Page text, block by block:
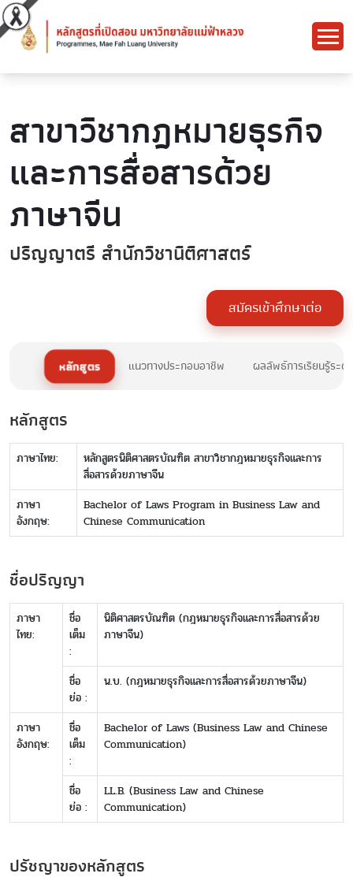
สาขาวิชากฎหมายธุรกิจ
และการสื่อสารด้วย
ภาษาจีน
ปริญญาตรี สำนักวิชานิติศาสตร์
สมัครเข้าศึกษาต่อ
หลักสูตร แนวทางประกอบอาชีพ ผลลัพธ์การเรียนรู้ระ
หลักสูตร
ภาษาไทย:
หลักสูตรนิติศาสตรบัณฑิต สาขาวิชากฎหมายธุรกิจและการ
สื่อสารด้วยภาษาจีน
ภาษา
อังกฤษ:
Bachelor of Laws Program in Business Law and
Chinese Communication
ชื่อปริญญา
ภาษา
ไทย:
ชื่อ
เต็ม
:
นิติศาสตรบัณฑิต (กฎหมายธุรกิจและการสื่อสารด้วย
ภาษาจีน)
ชื่อ
ย่อ :
น.บ. (กฎหมายธุรกิจและการสื่อสารด้วยภาษาจีน)
ภาษา
อังกฤษ:
ชื่อ
เต็ม
:
Bachelor of Laws (Business Law and Chinese
Communication)
ชื่อ
ย่อ :
LL.B. (Business Law and Chinese
Communication)
ปรัชญาของหลักสูตร